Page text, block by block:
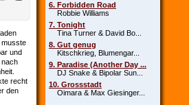
musste
und
nach
recht
den
6. Forbidden Road
Robbie Williams
7. Tonight
Tina Turner & David Bo...
8. Gut genug
Kitschkrieg, Blumengar...
9. Paradise (Another Day ...
DJ Snake & Bipolar Sun...
10. Grossstadt
Oimara & Max Giesinger...